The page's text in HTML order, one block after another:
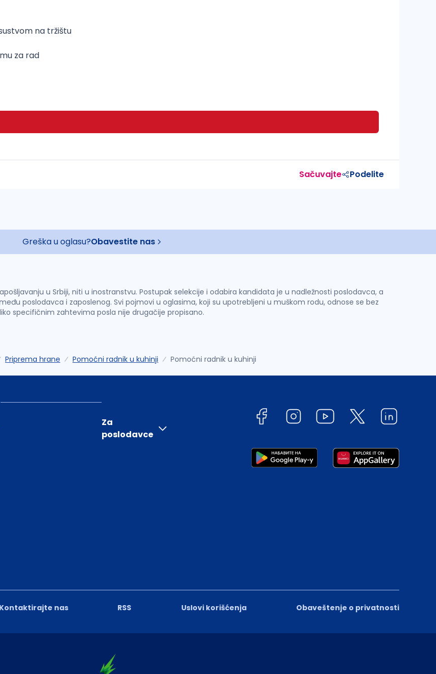
na tržištu
za rad
Sačuvajte Podelite
Greška u oglasu?Obavestite nas
u Srbiji, niti u inostranstvu. Postupak selekcije i odabira kandidata je u nadležnosti poslodavca, a
poslodavca i zaposlenog. Svi pojmovi u oglasima, koji su upotrebljeni u muškom rodu, odnose se bez
specifičnim zahtevima posla nije drugačije propisano.
Priprema hrane Pomoćni radnik u kuhinji Pomoćni radnik u kuhinji
Kontaktirajte nas RSS Uslovi korišćenja Obaveštenje o privatnosti
Za
poslodavce